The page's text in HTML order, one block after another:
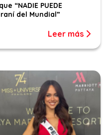
“NADIE PUEDE
del Mundial”
Leer más